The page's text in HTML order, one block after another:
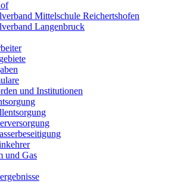
Mittelschule Reichertshofen
Langenbruck
und Institutionen
und Gas